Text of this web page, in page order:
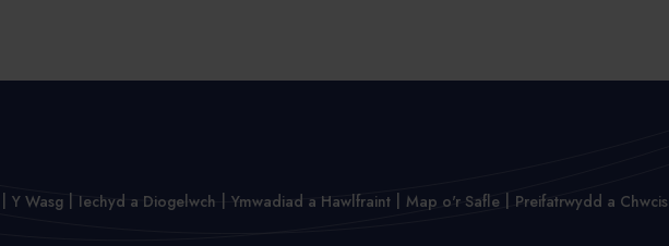
Y Wasg Iechyd a Diogelwch Ymwadiad a Hawlfraint Map o'r Safle Preifatrwydd a Chwcis